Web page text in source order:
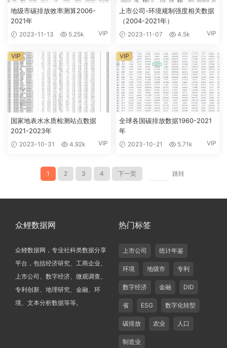
地级市碳排放效率测算2006-
2021年
2023-11-13 5.25k VIP
上市公司-环境规制强度相关数据
（2004-2021年）
2023-11-07 4.5k VIP
国家地表水水质检测站点数据
2021-2023年
2023-10-31 4.92k VIP
VIP
全球各国碳排放数据1960-2021
年
2023-10-21 5.71k VIP
VIP
1 2 3 4 下一页 跳转
众鲤数据网
众鲤数据网，专业社科类数据分享
平台，包括经济研究、工商企业、
上市公司、数字经济、微观调查、
专利创新、地理研究、金融、环
境、文本分析数据等等。
热门标签
上市公司 统计年鉴
环境 地级市 专利
数字经济 金融 DID
省 ESG 数字化转型
碳排放 农业 人口
制造业